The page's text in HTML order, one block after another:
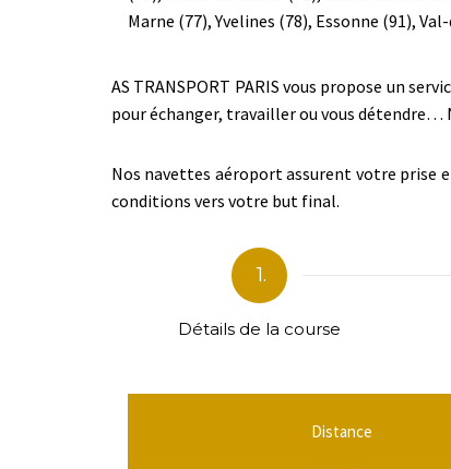
Marne (77), Yvelines (78), Essonne (91), Val-
AS TRANSPORT PARIS vous propose un
pour échanger, travailler ou vous
Nos navettes aéroport assurent votre prise
conditions vers votre but final.
1.
Détails de la course
Distance